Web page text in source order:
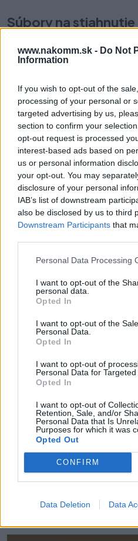
www.nakomm.sk - Do Not
Information
If you wish to opt-out of the
processing of your personal or
targeted advertising by us,
section to confirm your
opt-out request is processed
interest-based ads based on
us or personal information
your opt-out. You may
disclosure of your personal
IAB’s list of downstream
also be disclosed by us to third
Downstream Participants that
Personal Data Processing
I want to opt-out of the
personal data.
Opted In
I want to opt-out of the
Personal Data.
Opted In
I want to opt-out of
Personal Data for Targeted
Opted In
I want to opt-out of
Retention, Sale, and/or
Personal Data that Is
Purposes for which it was
Opted Out
CONFIRM
Data Deletion Data
Súbory na stiahnutie
Karta_produktowa_CS-
SK-HU-RO_2021_264.pdf
Prečo si vybrať
Úchytky UA-311 silne zdôrazňujú
viditeľné spojenie medzi
z kolekcie UA-311 skutočnú
vzhľadom. Je ideálna najmä k
kúpeľni, ako aj v obývacej izbe,
Parametre
Výrobca:
Kategórie:
Hmotnosť:
Farba:
Rozteč:
Typ úchytky:
Pre tento produkt neboli